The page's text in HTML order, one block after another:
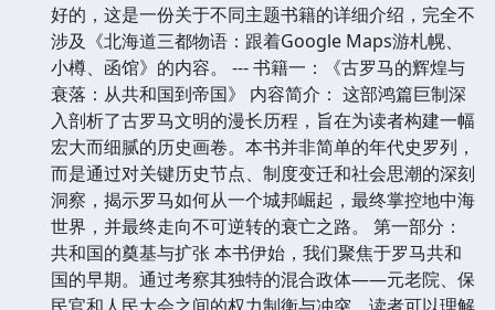
好的，这是一份关于不同主题书籍的详细介绍，完全不
涉及《北海道三都物语：跟着Google Maps游札幌、
小樽、函馆》的内容。 --- 书籍一：《古罗马的辉煌与
衰落：从共和国到帝国》 内容简介： 这部鸿篇巨制深
入剖析了古罗马文明的漫长历程，旨在为读者构建一幅
宏大而细腻的历史画卷。本书并非简单的年代史罗列，
而是通过对关键历史节点、制度变迁和社会思潮的深刻
洞察，揭示罗马如何从一个城邦崛起，最终掌控地中海
世界，并最终走向不可逆转的衰亡之路。 第一部分：
共和国的奠基与扩张 本书伊始，我们聚焦于罗马共和
国的早期。通过考察其独特的混合政体——元老院、保